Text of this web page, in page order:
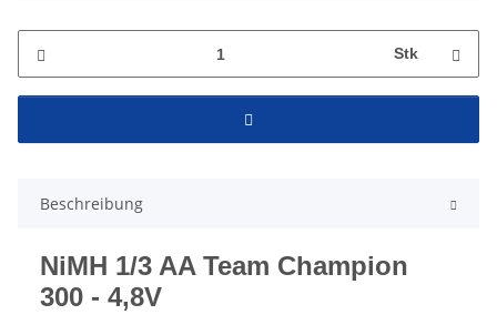
Stk
Beschreibung
NiMH 1/3 AA Team Champion
300 - 4,8V